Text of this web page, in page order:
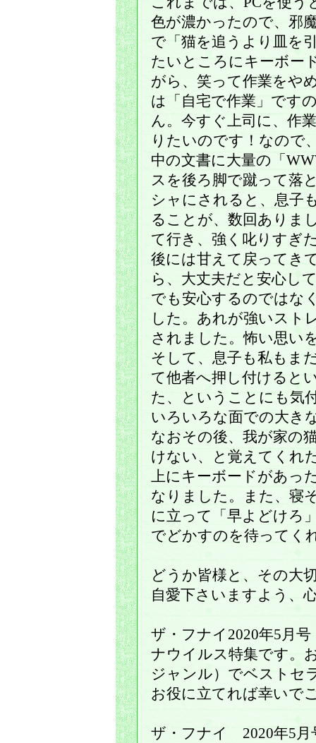
色が濃かったので、邪
で「猫を追うより皿を
たいところにキーボー
がら、笑って作業をや
は「自宅で作業」です
ん。今すぐ上司に、作
りたいのです！なので
中の文書に大量の「
スを後ろ脚で蹴って落
シャにされると、息子
ることが、数回ありま
て行き、強く叱りすぎ
後には甘えて戻ってき
ら、大丈夫だと安心し
でも安心するのではな
した。あれが強いスト
されました。怖い思い
そして、息子も私もま
て他者へ押し付けると
た、ということにも気
いろいろな面での大き
なおその後、我が家の
けない、と覚えてくれ
上にキーボードがあっ
なりました。また、寝
に立って「早よどけろ
でどかすのを待ってく
どうか皆様と、その大
自愛下さいますよう、
ザ・フナイ2020年5月
ナウイルス特集です。
ジャンル）でベストセ
お役に立てれば幸いで
ザ・フナイ 2020年5月